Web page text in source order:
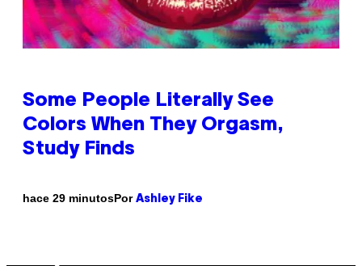
Some People Literally See
Colors When They Orgasm,
Study Finds
hace 29 minutosPor Ashley Fike